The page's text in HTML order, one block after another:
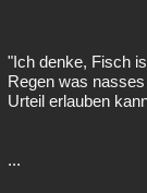
"Ich denke, Fisch
Regen was
Urteil erlauben
...